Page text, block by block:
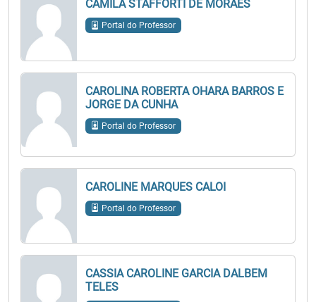
CAMILA STAFFORTI DE MORAES
Portal do Professor
CAROLINA ROBERTA OHARA BARROS E
JORGE DA CUNHA
Portal do Professor
CAROLINE MARQUES CALOI
Portal do Professor
CASSIA CAROLINE GARCIA DALBEM
TELES